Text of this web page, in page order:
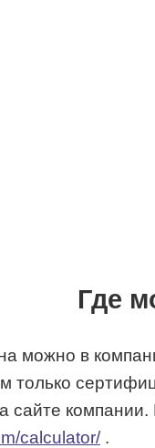
Где
можно в
только
сайте
calculator/.